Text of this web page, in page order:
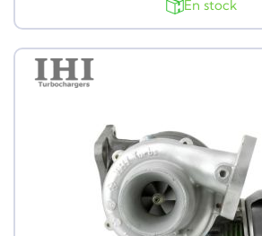
En stock